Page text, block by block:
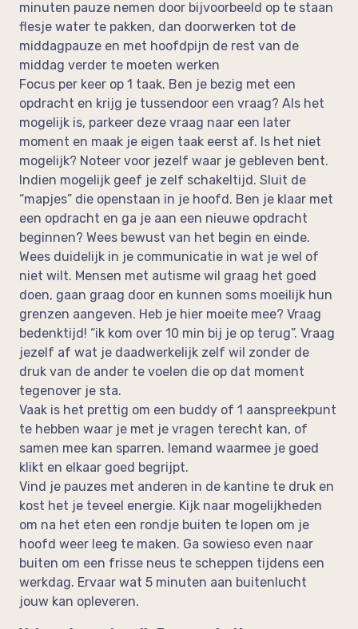
minuten pauze nemen door bijvoorbeeld op te staan
flesje water te pakken, dan doorwerken tot de
middagpauze en met hoofdpijn de rest van de
middag verder te moeten werken
Focus per keer op 1 taak. Ben je bezig met een
opdracht en krijg je tussendoor een vraag? Als het
mogelijk is, parkeer deze vraag naar een later
moment en maak je eigen taak eerst af. Is het niet
mogelijk? Noteer voor jezelf waar je gebleven bent.
Indien mogelijk geef je zelf schakeltijd. Sluit de
“mapjes” die openstaan in je hoofd. Ben je klaar met
een opdracht en ga je aan een nieuwe opdracht
beginnen? Wees bewust van het begin en einde.
Wees duidelijk in je communicatie in wat je wel of
niet wilt. Mensen met autisme wil graag het goed
doen, gaan graag door en kunnen soms moeilijk hun
grenzen aangeven. Heb je hier moeite mee? Vraag
bedenktijd! “ik kom over 10 min bij je op terug”. Vraag
jezelf af wat je daadwerkelijk zelf wil zonder de
druk van de ander te voelen die op dat moment
tegenover je sta.
Vaak is het prettig om een buddy of 1 aanspreekpunt
te hebben waar je met je vragen terecht kan, of
samen mee kan sparren. Iemand waarmee je goed
klikt en elkaar goed begrijpt.
Vind je pauzes met anderen in de kantine te druk en
kost het je teveel energie. Kijk naar mogelijkheden
om na het eten een rondje buiten te lopen om je
hoofd weer leeg te maken. Ga sowieso even naar
buiten om een frisse neus te scheppen tijdens een
werkdag. Ervaar wat 5 minuten aan buitenlucht
jouw kan opleveren.